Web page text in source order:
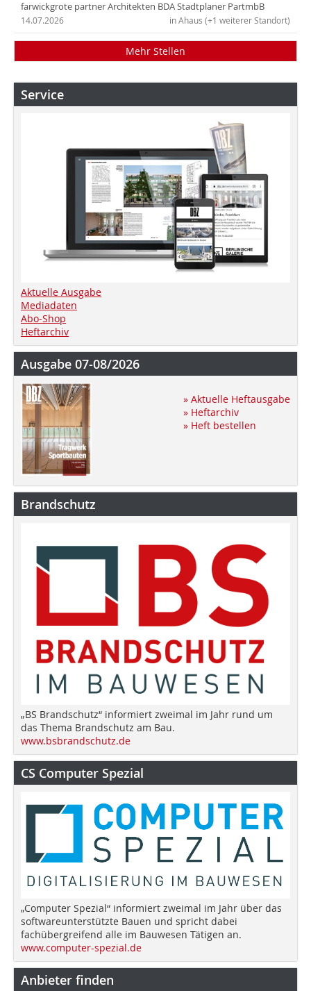
farwickgrote partner Architekten BDA Stadtplaner PartmbB
in Ahaus (+1 weiterer Standort)
14.07.2026
Mehr Stellen
Service
Aktuelle Ausgabe
Mediadaten
Abo-Shop
Heftarchiv
Ausgabe 07-08/2026
» Aktuelle Heftausgabe
» Heftarchiv
» Heft bestellen
Brandschutz
„BS Brandschutz“ informiert zweimal im Jahr rund um
das Thema Brandschutz am Bau.
www.bsbrandschutz.de
CS Computer Spezial
„Computer Spezial“ informiert zweimal im Jahr über das
softwareunterstützte Bauen und spricht dabei
fachübergreifend alle im Bauwesen Tätigen an.
www.computer-spezial.de
Anbieter finden